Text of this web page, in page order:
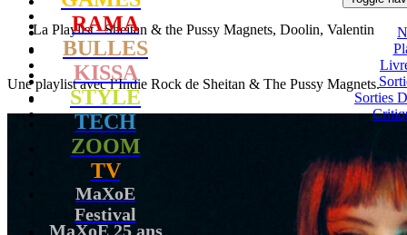
RAMA
BULLES
KISSA
STYLE
TECH
ZOOM
TV
MaXoE
Festival
MaXoE 25 ans
Sorties
La Playlist : Sheitan & the Pussy Magnets, Doolin, Valentin
Une playlist avec l’Indie Rock de Sheitan & The Pussy Magnets.